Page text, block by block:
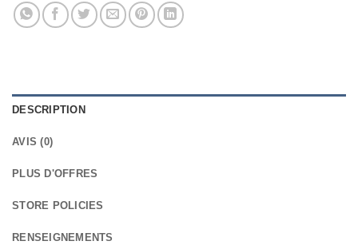
DESCRIPTION
AVIS (0)
PLUS D'OFFRES
STORE POLICIES
RENSEIGNEMENTS